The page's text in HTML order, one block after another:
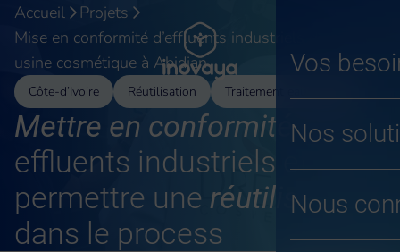
Aller
contenu
Vos
Nos
Nous
Accueil
Projets
Mise en conformité d’effluents industriels d’une
usine cosmétique à Abidjan
Côte-d’Ivoire Réutilisation Traitement eaux usées
Mettre en conformitédes
effluents industriels et leur
permettre une réutilisation
dans le process